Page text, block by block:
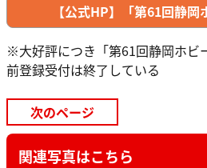
【公式HP】「第61回静
※大好評につき「第61回静岡ホビ
前登録受付は終了している
次のページ
関連写真はこちら